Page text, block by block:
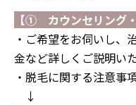
【① カウンセリング・
・ご希望をお伺いし、
金など詳しくご説明い
・脱毛に関する注意事
↓